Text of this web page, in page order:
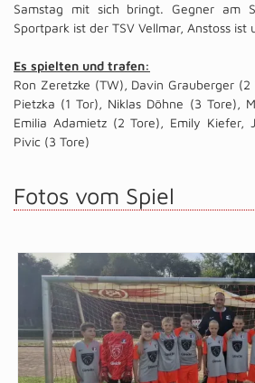
Samstag mit sich bringt. Gegner am
Sportpark ist der TSV Vellmar, Anstoss ist
Es spielten und trafen:
Ron Zeretzke (TW), Davin Grauberger (2
Pietzka (1 Tor), Niklas Döhne (3 Tore),
Emilia Adamietz (2 Tore), Emily Kiefer,
Pivic (3 Tore)
Fotos vom Spiel